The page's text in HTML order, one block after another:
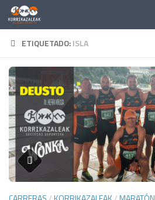
Saltar al contenido
ETIQUETADO:ISLA